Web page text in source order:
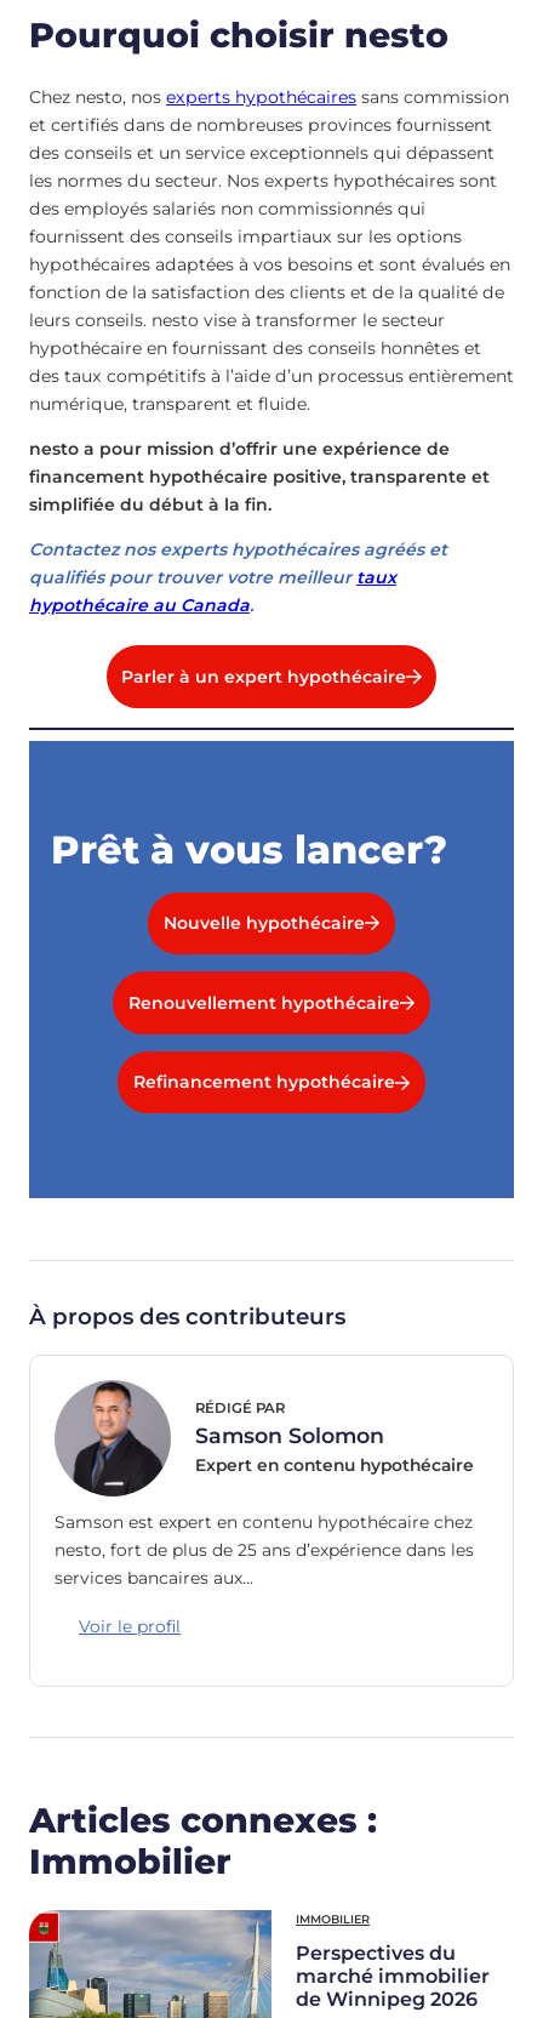
Pourquoi choisir nesto
Chez nesto, nos experts hypothécaires sans commission
et certifiés dans de nombreuses provinces fournissent
des conseils et un service exceptionnels qui dépassent
les normes du secteur. Nos experts hypothécaires sont
des employés salariés non commissionnés qui
fournissent des conseils impartiaux sur les options
hypothécaires adaptées à vos besoins et sont évalués en
fonction de la satisfaction des clients et de la qualité de
leurs conseils. nesto vise à transformer le secteur
hypothécaire en fournissant des conseils honnêtes et
des taux compétitifs à l’aide d’un processus entièrement
numérique, transparent et fluide.
nesto a pour mission d’offrir une expérience de
financement hypothécaire positive, transparente et
simplifiée du début à la fin.
Contactez nos experts hypothécaires agréés et
qualifiés pour trouver votre meilleurtaux
hypothécaire au Canada.
Parler à un expert hypothécaire
Prêt à vous lancer?
Nouvelle hypothécaire
Renouvellement hypothécaire
Refinancement hypothécaire
À propos des contributeurs
RÉDIGÉ PAR
Samson Solomon
Expert en contenu hypothécaire
Samson est expert en contenu hypothécaire chez
nesto, fort de plus de 25 ans d’expérience dans les
services bancaires aux…
Voir le profil
Articles connexes :
Immobilier
IMMOBILIER
Perspectives du
marché immobilier
de Winnipeg 2026